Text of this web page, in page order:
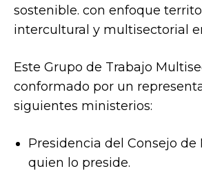
sostenible. con enfoque
intercultural y multisectorial
Este Grupo de Trabajo
conformado por un
siguientes ministerios:
Presidencia del Consejo de
quien lo preside.